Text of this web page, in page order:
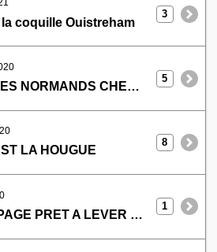
la coquille Ouistreham
3
FËTE DES NORMANDS CHERBOURG
5
LA HOUGUE
8
L'EQUIPAGE PRET A LEVER L'ANCRE
1